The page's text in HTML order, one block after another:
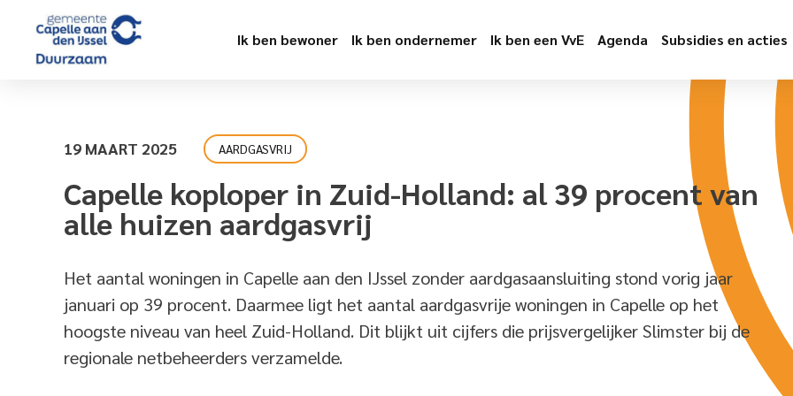
Ik ben bewoner Ik ben ondernemer Ik ben een VvE Agenda Subsidies en acties
19 MAART 2025 AARDGASVRIJ
Capelle koploper in Zuid-Holland: al 39 procent van
alle huizen aardgasvrij
Het aantal woningen in Capelle aan den IJssel zonder aardgasaansluiting stond vorig jaar
januari op 39 procent. Daarmee ligt het aantal aardgasvrije woningen in Capelle op het
hoogste niveau van heel Zuid-Holland. Dit blijkt uit cijfers die prijsvergelijker Slimster bij de
regionale netbeheerders verzamelde.